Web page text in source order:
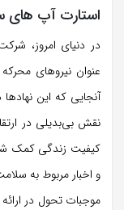
استارت آپ های
در دنیای امروز،
عنوان نیروهای
آنجایی که این
نقش بی‌بدیلی در
کیفیت زندگی کمک
و اخبار مربوط به
موجبات تحول در